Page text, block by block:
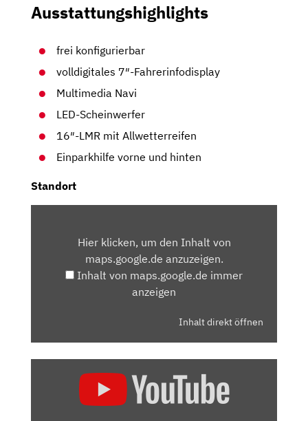
Ausstattungshighlights
frei konfigurierbar
volldigitales 7″-Fahrerinfodisplay
Multimedia Navi
LED-Scheinwerfer
16″-LMR mit Allwetterreifen
Einparkhilfe vorne und hinten
Standort
MAPS.GOOGLE.DEHier klicken, um den Inhalt von
maps.google.de anzuzeigen.
Inhalt von maps.google.de immer
anzeigen
Inhalt direkt öffnen